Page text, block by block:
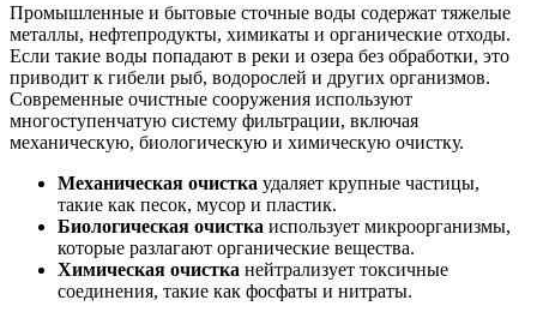
Промышленные и бытовые сточные воды содержат тяжелые
металлы, нефтепродукты, химикаты и органические отходы.
Если такие воды попадают в реки и озера без обработки, это
приводит к гибели рыб, водорослей и других организмов.
Современные очистные сооружения используют
многоступенчатую систему фильтрации, включая
механическую, биологическую и химическую очистку.
Механическая очистка удаляет крупные частицы,
такие как песок, мусор и пластик.
Биологическая очистка использует микроорганизмы,
которые разлагают органические вещества.
Химическая очистка нейтрализует токсичные
соединения, такие как фосфаты и нитраты.